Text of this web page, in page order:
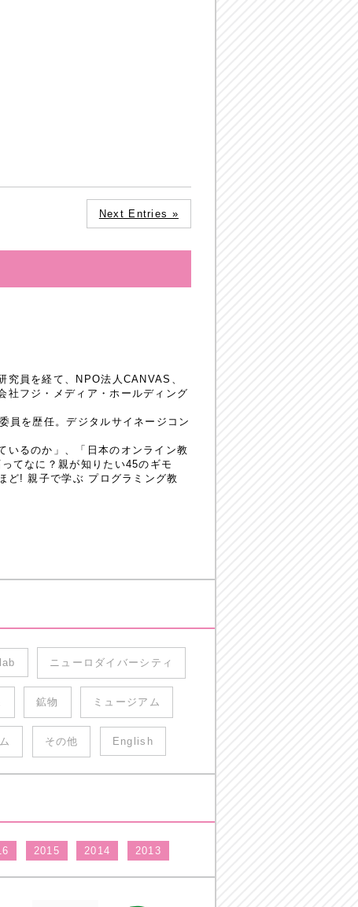
Next Entries »
究員を経て、NPO法人CANVAS、
社フジ・メディア・ホールディング
員を歴任。デジタルサイネージコン
いるのか」、「日本のオンライン教
てなに？親が知りたい45のギモ
ど! 親子で学ぶ プログラミング教
ニューロダイバーシティ
鉱物 ミュージアム
その他 English
2015 2014 2013